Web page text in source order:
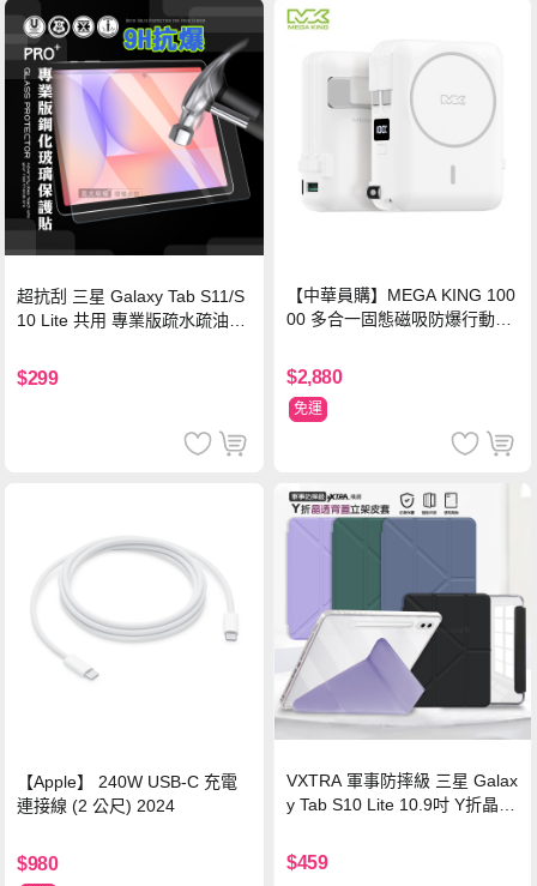
超抗刮 三星 Galaxy Tab S11/S
10 Lite 共用 專業版疏水疏油9H
$299
【中華員購】MEGA KING 100
00 多合一固態磁吸防爆行動電
$2,880
免運
【Apple】 240W USB-C 充電
連接線 (2 公尺) 2024
$980
VXTRA 軍事防摔級 三星 Galax
y Tab S10 Lite 10.9吋 Y折晶透
$459